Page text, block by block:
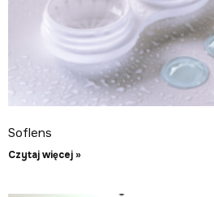
Soflens
Czytaj więcej »